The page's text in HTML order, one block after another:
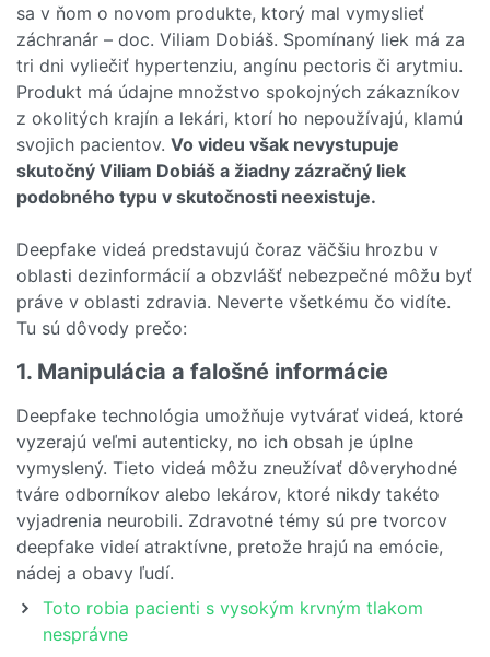
sa v ňom o novom produkte, ktorý mal vymyslieť
záchranár – doc. Viliam Dobiáš. Spomínaný liek má za
tri dni vyliečiť hypertenziu, angínu pectoris či arytmiu.
Produkt má údajne množstvo spokojných zákazníkov
z okolitých krajín a lekári, ktorí ho nepoužívajú, klamú
svojich pacientov. Vo videu však nevystupuje
skutočný Viliam Dobiáš a žiadny zázračný liek
podobného typu v skutočnosti neexistuje.
Deepfake videá predstavujú čoraz väčšiu hrozbu v
oblasti dezinformácií a obzvlášť nebezpečné môžu byť
práve v oblasti zdravia. Neverte všetkému čo vidíte.
Tu sú dôvody prečo:
1. Manipulácia a falošné informácie
Deepfake technológia umožňuje vytvárať videá, ktoré
vyzerajú veľmi autenticky, no ich obsah je úplne
vymyslený. Tieto videá môžu zneužívať dôveryhodné
tváre odborníkov alebo lekárov, ktoré nikdy takéto
vyjadrenia neurobili. Zdravotné témy sú pre tvorcov
deepfake videí atraktívne, pretože hrajú na emócie,
nádej a obavy ľudí.
Toto robia pacienti s vysokým krvným tlakom
nesprávne